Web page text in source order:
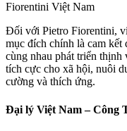
Fiorentini Việt Nam
Đối với Pietro Fiorentini,
mục đích chính là cam
cùng nhau phát triển
tích cực cho xã hội, nuôi
cường và thích ứng.
Đại lý Việt Nam – Công